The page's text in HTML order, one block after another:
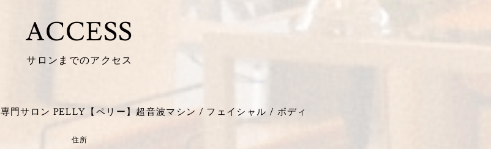
ACCESS
サロンまでのアクセス
門サロン PELLY【ペリー】超音波マシン / フェイシャル / ボディ
住所